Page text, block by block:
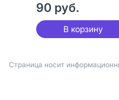
90 руб.
В корзину
Страница носит